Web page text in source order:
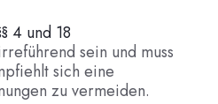
4 und 18
sein und muss
sich eine
zu vermeiden.